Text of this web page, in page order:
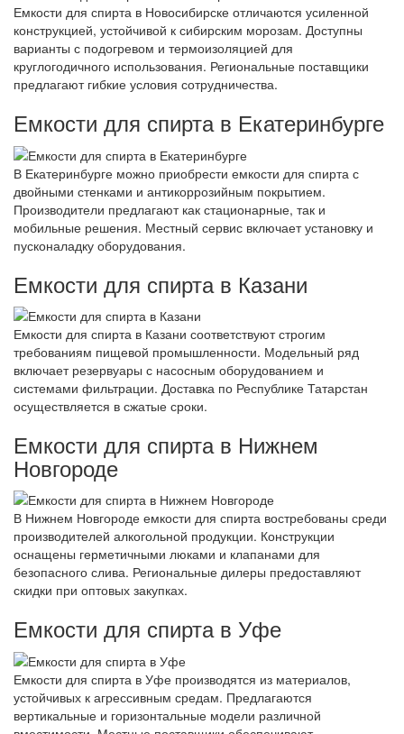
Емкости для спирта в Новосибирске отличаются усиленной
конструкцией, устойчивой к сибирским морозам. Доступны
варианты с подогревом и термоизоляцией для
круглогодичного использования. Региональные поставщики
предлагают гибкие условия сотрудничества.
Емкости для спирта в Екатеринбурге
В Екатеринбурге можно приобрести емкости для спирта с
двойными стенками и антикоррозийным покрытием.
Производители предлагают как стационарные, так и
мобильные решения. Местный сервис включает установку и
пусконаладку оборудования.
Емкости для спирта в Казани
Емкости для спирта в Казани соответствуют строгим
требованиям пищевой промышленности. Модельный ряд
включает резервуары с насосным оборудованием и
системами фильтрации. Доставка по Республике Татарстан
осуществляется в сжатые сроки.
Емкости для спирта в Нижнем
Новгороде
В Нижнем Новгороде емкости для спирта востребованы среди
производителей алкогольной продукции. Конструкции
оснащены герметичными люками и клапанами для
безопасного слива. Региональные дилеры предоставляют
скидки при оптовых закупках.
Емкости для спирта в Уфе
Емкости для спирта в Уфе производятся из материалов,
устойчивых к агрессивным средам. Предлагаются
вертикальные и горизонтальные модели различной